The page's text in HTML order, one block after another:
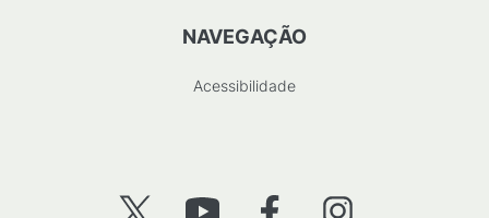
NAVEGAÇÃO
Acessibilidade